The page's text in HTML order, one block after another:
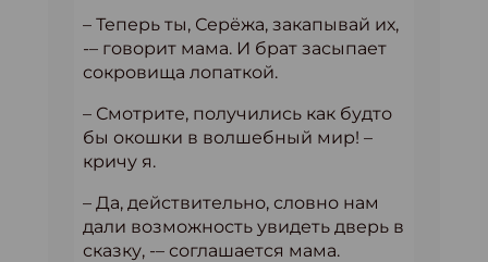
– Теперь ты, Серёжа, закапывай их,
-– говорит мама. И брат засыпает
сокровища лопаткой.
– Смотрите, получились как будто
бы окошки в волшебный мир! –
кричу я.
– Да, действительно, словно нам
дали возможность увидеть дверь в
сказку, -– соглашается мама.